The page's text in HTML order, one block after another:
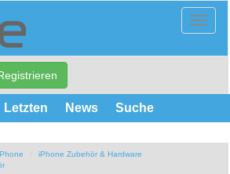
Letzten News Suche
iPhone Zubehör & Hardware